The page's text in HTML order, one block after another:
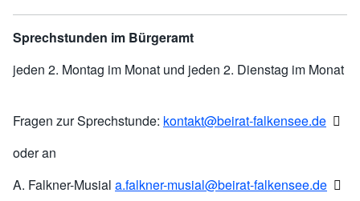
Sprechstunden im Bürgeramt
jeden 2. Montag im Monat und jeden 2. Dienstag im Monat
Fragen zur Sprechstunde: kontakt@beirat-falkensee.de
oder an
A. Falkner-Musial a.falkner-musial@beirat-falkensee.de